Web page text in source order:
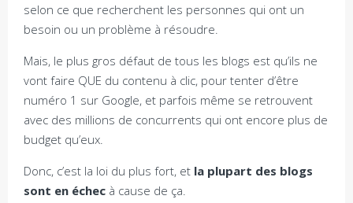
selon ce que recherchent les personnes qui ont un
besoin ou un problème à résoudre.
Mais, le plus gros défaut de tous les blogs est qu’ils ne
vont faire QUE du contenu à clic, pour tenter d’être
numéro 1 sur Google, et parfois même se retrouvent
avec des millions de concurrents qui ont encore plus de
budget qu’eux.
Donc, c’est la loi du plus fort, et la plupart des blogs
sont en échec à cause de ça.